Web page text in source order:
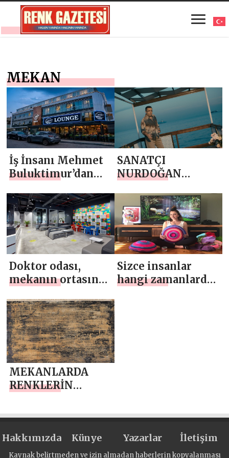
MEKAN
İş İnsanı Mehmet
Buluktimur’dan
Yatırım: MBT
Lounge
SANATÇI
NURDOĞAN
DEĞİLİM”
Doktor odası,
mekanın ortasında
olarak
konumlandırılmış
Sizce insanlar
hangi zamanlarda
MEKANLARDA
RENKLERİN
HALI RAINBOW
Hakkımızda Künye Yazarlar İletişim
Kaynak belirtmeden ve izin almadan haberlerin kopyalanması